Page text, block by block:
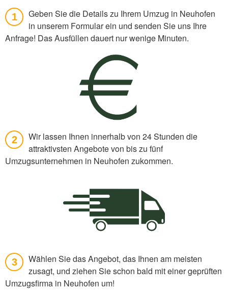
1
Geben Sie die Details zu Ihrem Umzug in Neuhofen
in unserem Formular ein und senden Sie uns Ihre
Anfrage! Das Ausfüllen dauert nur wenige Minuten.
2
Wir lassen Ihnen innerhalb von 24 Stunden die
attraktivsten Angebote von bis zu fünf
Umzugsunternehmen in Neuhofen zukommen.
3
Wählen Sie das Angebot, das Ihnen am meisten
zusagt, und ziehen Sie schon bald mit einer geprüften
Umzugsfirma in Neuhofen um!